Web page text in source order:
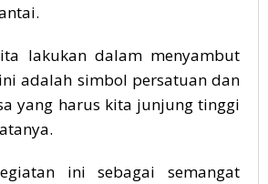
lakukan dalam menyambut
adalah simbol persatuan dan
yang harus kita junjung tinggi
ini sebagai semangat